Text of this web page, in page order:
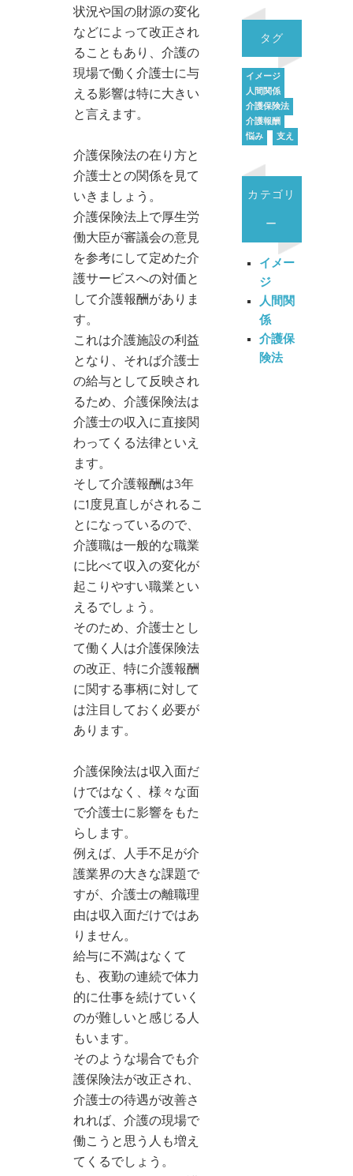
状況や国の財源の変化
などによって改正され
ることもあり、介護の
現場で働く介護士に与
える影響は特に大きい
と言えます。
介護保険法の在り方と
介護士との関係を見て
いきましょう。
介護保険法上で厚生労
働大臣が審議会の意見
を参考にして定めた介
護サービスへの対価と
して介護報酬がありま
す。
これは介護施設の利益
となり、それば介護士
の給与として反映され
るため、介護保険法は
介護士の収入に直接関
わってくる法律といえ
ます。
そして介護報酬は3年
に1度見直しがされるこ
とになっているので、
介護職は一般的な職業
に比べて収入の変化が
起こりやすい職業とい
えるでしょう。
そのため、介護士とし
て働く人は介護保険法
の改正、特に介護報酬
に関する事柄に対して
は注目しておく必要が
あります。
介護保険法は収入面だ
けではなく、様々な面
で介護士に影響をもた
らします。
例えば、人手不足が介
護業界の大きな課題で
すが、介護士の離職理
由は収入面だけではあ
りません。
給与に不満はなくて
も、夜勤の連続で体力
的に仕事を続けていく
のが難しいと感じる人
もいます。
そのような場合でも介
護保険法が改正され、
介護士の待遇が改善さ
れれば、介護の現場で
働こうと思う人も増え
てくるでしょう。
タグ
イメージ
人間関係
介護保険法
介護報酬
悩み
支え
カテゴリ
ー
イメー
ジ
人間関
係
介護保
険法